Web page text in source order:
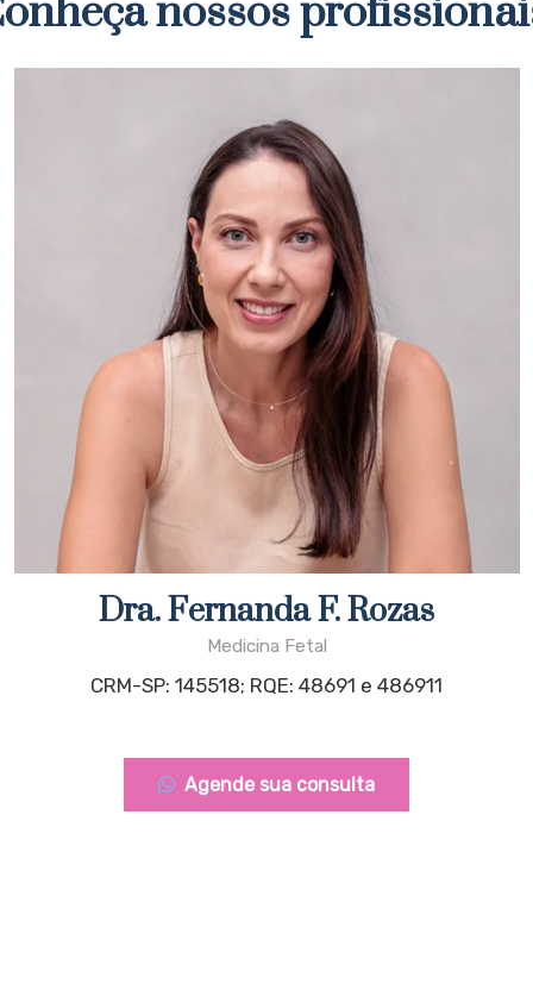
nossos
Dra. Fernanda F. Rozas
Medicina Fetal
CRM-SP: 145518; RQE: 48691 e 486911
Agende sua consulta